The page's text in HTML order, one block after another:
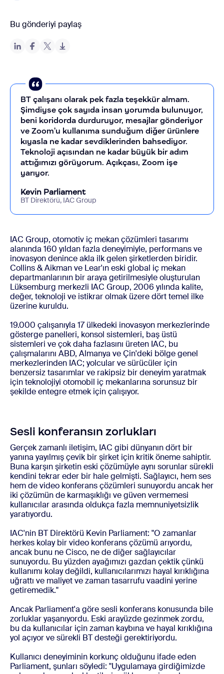
Bu gönderiyi paylaş
BT çalışanı olarak pek fazla teşekkür almam.
Şimdiyse çok sayıda insan yorumda bulunuyor,
beni koridorda durduruyor, mesajlar gönderiyor
ve Zoom'u kullanıma sunduğum diğer ürünlere
kıyasla ne kadar sevdiklerinden bahsediyor.
Teknoloji açısından ne kadar büyük bir adım
attığımızı görüyorum. Açıkçası, Zoom işe
yarıyor.
Kevin Parliament
BT Direktörü, IAC Group
IAC Group, otomotiv iç mekan çözümleri tasarımı
alanında 160 yıldan fazla deneyimiyle, performans ve
inovasyon denince akla ilk gelen şirketlerden biridir.
Collins & Aikman ve Lear'ın eski global iç mekan
departmanlarının bir araya getirilmesiyle oluşturulan
Lüksemburg merkezli IAC Group, 2006 yılında kalite,
değer, teknoloji ve istikrar olmak üzere dört temel ilke
üzerine kuruldu.
19.000 çalışanıyla 17 ülkedeki inovasyon merkezlerinde
gösterge panelleri, konsol sistemleri, baş üstü
sistemleri ve çok daha fazlasını üreten IAC, bu
çalışmalarını ABD, Almanya ve Çin'deki bölge genel
merkezlerinden IAC; yolcular ve sürücüler için
benzersiz tasarımlar ve rakipsiz bir deneyim yaratmak
için teknolojiyi otomobil iç mekanlarına sorunsuz bir
şekilde entegre etmek için çalışıyor.
Sesli konferansın zorlukları
Gerçek zamanlı iletişim, IAC gibi dünyanın dört bir
yanına yayılmış çevik bir şirket için kritik öneme sahiptir.
Buna karşın şirketin eski çözümüyle aynı sorunlar sürekli
kendini tekrar eder bir hale gelmişti. Sağlayıcı, hem ses
hem de video konferans çözümleri sunuyordu ancak her
iki çözümün de karmaşıklığı ve güven vermemesi
kullanıcılar arasında oldukça fazla memnuniyetsizlik
yaratıyordu.
IAC'nin BT Direktörü Kevin Parliament: "O zamanlar
herkes kolay bir video konferans çözümü arıyordu,
ancak bunu ne Cisco, ne de diğer sağlayıcılar
sunuyordu. Bu yüzden ayağımızı gazdan çektik çünkü
kullanımı kolay değildi, kullanıcılarımızı hayal kırıklığına
uğrattı ve maliyet ve zaman tasarrufu vaadini yerine
getiremedik."
Ancak Parliament'a göre sesli konferans konusunda bile
zorluklar yaşanıyordu. Eski arayüzde gezinmek zordu,
bu da kullanıcılar için zaman kaybına ve hayal kırıklığına
yol açıyor ve sürekli BT desteği gerektiriyordu.
Kullanıcı deneyiminin korkunç olduğunu ifade eden
Parliament, şunları söyledi: "Uygulamaya girdiğimizde